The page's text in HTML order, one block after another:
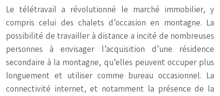
Le télétravail a révolutionné le marché immobilier, y
compris celui des chalets d’occasion en montagne. La
possibilité de travailler à distance a incité de nombreuses
personnes à envisager l’acquisition d’une résidence
secondaire à la montagne, qu’elles peuvent occuper plus
longuement et utiliser comme bureau occasionnel. La
connectivité internet, et notamment la présence de la